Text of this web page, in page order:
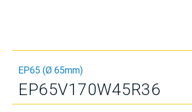
EP65 (Ø 65mm)
EP65V170W45R36